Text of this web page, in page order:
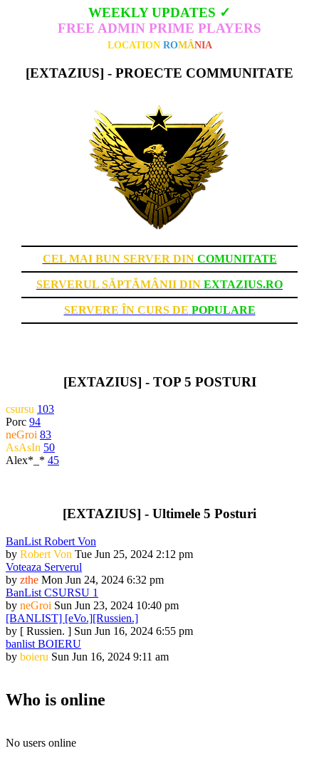
WEEKLY UPDATES ✓
FREE ADMIN PRIME PLAYERS
LOCATION ROMÂNIA
[EXTAZIUS] - PROECTE COMMUNITATE
CEL MAI BUN SERVER DIN COMUNITATE
SERVERUL SĂPTĂMÂNII DIN EXTAZIUS.RO
SERVERE ÎN CURS DE POPULARE
[EXTAZIUS] - TOP 5 POSTURI
csursu 103
Porc 94
neGroi 83
AsAsIn 50
Alex*_* 45
[EXTAZIUS] - Ultimele 5 Posturi
BanList Robert Von
by Robert Von Tue Jun 25, 2024 2:12 pm
Voteaza Serverul
by zthe Mon Jun 24, 2024 6:32 pm
BanList CSURSU 1
by neGroi Sun Jun 23, 2024 10:40 pm
[BANLIST] [eVo.][Russien.]
by [ Russien. ] Sun Jun 16, 2024 6:55 pm
banlist BOIERU
by boieru Sun Jun 16, 2024 9:11 am
Who is online
No users online